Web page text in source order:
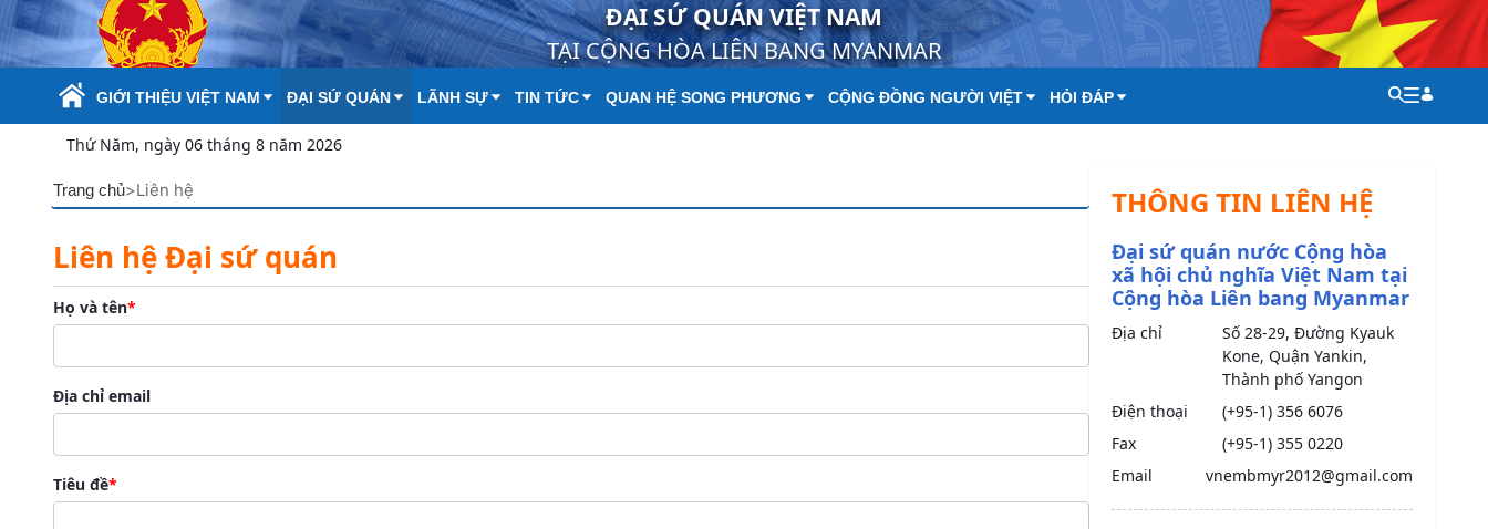
Skip to Main Content ĐẠI SỨ QUÁN VIỆT NAM
TẠI CỘNG HÒA LIÊN BANG MYANMAR
GIỚI THIỆU VIỆT NAM ĐẠI SỨ QUÁN LÃNH SỰ TIN TỨC QUAN HỆ SONG PHƯƠNG CỘNG ĐỒNG NGƯỜI VIỆT HỎI ĐÁP
Thứ Năm, ngày 06 tháng 8 năm 2026
Trang chủ>Liên hệ
Liên hệ Đại sứ quán
Họ và tên
Địa chỉ email
Tiêu đề
THÔNG TIN LIÊN HỆ
Đại sứ quán nước Cộng hòa
xã hội chủ nghĩa Việt Nam tại
Cộng hòa Liên bang Myanmar
Địa chỉ
Số 28-29, Đường Kyauk
Kone, Quận Yankin,
Thành phố Yangon
Điện thoại
(+95-1) 356 6076
Fax
(+95-1) 355 0220
Email
vnembmyr2012@gmail.com